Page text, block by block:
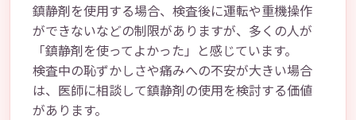
鎮静剤を使用する場合、検査後に運転や重機操作
ができないなどの制限がありますが、多くの人が
「鎮静剤を使ってよかった」と感じています。
検査中の恥ずかしさや痛みへの不安が大きい場合
は、医師に相談して鎮静剤の使用を検討する価値
があります。